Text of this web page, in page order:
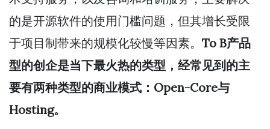
的是开源软件的使用门槛问题，但其增长受限
于项目制带来的规模化较慢等因素。 To B产品
型的创企是当下最火热的类型，经常见到的主
要有两种类型的商业模式：Open-Core与
Hosting。